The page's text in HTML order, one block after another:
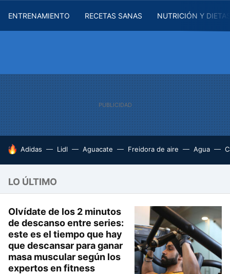
ENTRENAMIENTO RECETAS SANAS NUTRICIÓN Y
HOY SE HABLA DE
Adidas Lidl Aguacate Freidora de aire Agua
LO ÚLTIMO
Olvídate de los 2 minutos
de descanso entre series:
este es el tiempo que hay
que descansar para ganar
masa muscular según los
expertos en fitness